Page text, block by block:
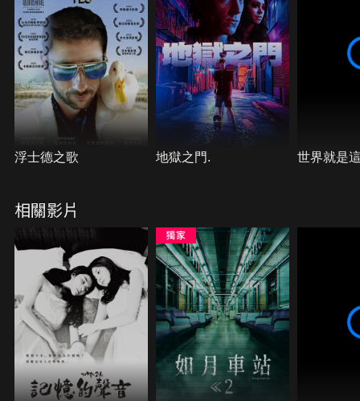
浮士德之歌 地獄之門. 世界就是
相關影片